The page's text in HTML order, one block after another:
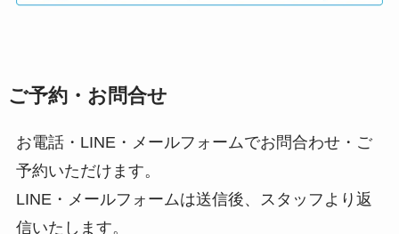
ご予約・お問合せ
お電話・LINE・メールフォームでお問合わせ・ご
予約いただけます。
LINE・メールフォームは送信後、スタッフより返
信いたします。